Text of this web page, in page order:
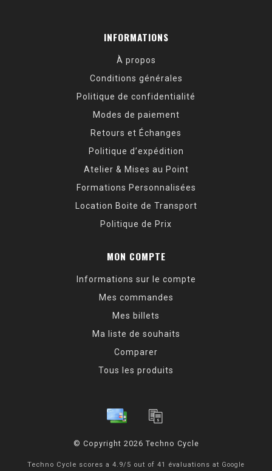
INFORMATIONS
À propos
Conditions générales
Politique de confidentialité
Modes de paiement
Retours et Échanges
Politique d’expédition
Atelier & Mises au Point
Formations Personnalisées
Location Boite de Transport
Politique de Prix
MON COMPTE
Informations sur le compte
Mes commandes
Mes billets
Ma liste de souhaits
Comparer
Tous les produits
© Copyright 2026 Techno Cycle
Techno Cycle scores a 4.9/ 5 out of 41 évaluations at Google